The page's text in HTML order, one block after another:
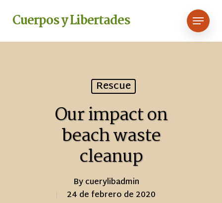
content
Cuerpos y Libertades Menu
Rescue
Our impact on
beach waste
cleanup
Bycuerylibadmin
24 de febrero de 2020